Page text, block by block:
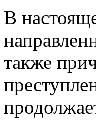
В
также